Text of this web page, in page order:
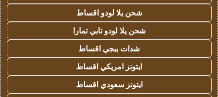
شحن يلا لودو اقساط
شحن يلا لودو تابي تمارا
شدات ببجي اقساط
ايتونز امريكي اقساط
ايتونز سعودي اقساط